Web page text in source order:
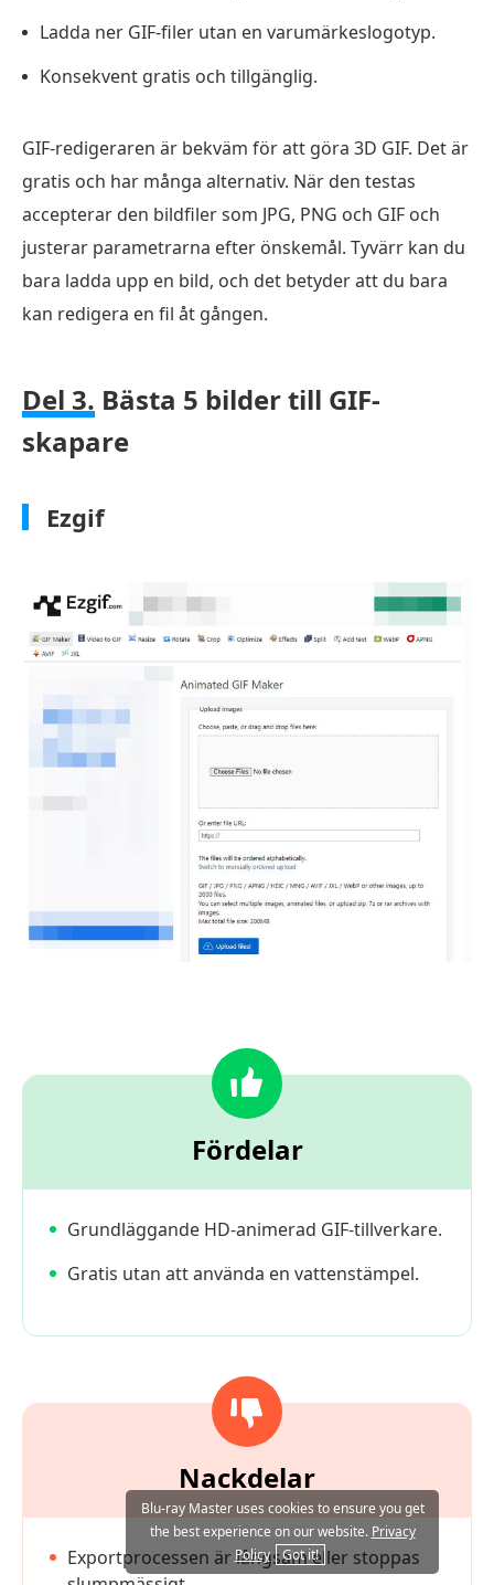
Ladda ner GIF-filer utan en varumärkeslogotyp.
Konsekvent gratis och tillgänglig.
GIF-redigeraren är bekväm för att göra 3D GIF. Det är
gratis och har många alternativ. När den testas
accepterar den bildfiler som JPG, PNG och GIF och
justerar parametrarna efter önskemål. Tyvärr kan du
bara ladda upp en bild, och det betyder att du bara
kan redigera en fil åt gången.
Del 3. Bästa 5 bilder till GIF-
skapare
Ezgif
Fördelar
Grundläggande HD-animerad GIF-tillverkare.
Gratis utan att använda en vattenstämpel.
Nackdelar
Exportprocessen är långsam eller stoppas
Blu-ray Master uses cookies to ensure you get
the best experience on our website. Privacy
Policy
Got it!